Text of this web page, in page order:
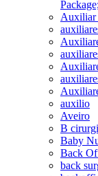
Auxiliar
auxilio
Aveiro
B
Baby
Back
back